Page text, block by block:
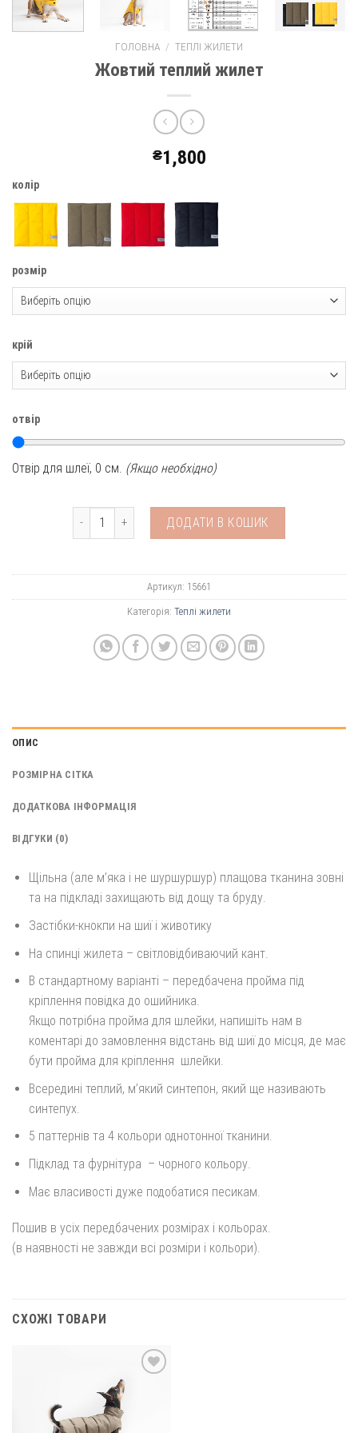
ГОЛОВНА / ТЕПЛІ ЖИЛЕТИ
Жовтий теплий жилет
₴1,800
колір
розмір
крій
отвір
Отвір для шлеї, 0 см. (Якщо необхідно)
Жовтий теплий жилет кількість
ДОДАТИ В КОШИК
Артикул: 15661
Категорія: Теплі жилети
ОПИС
РОЗМІРНА СІТКА
ДОДАТКОВА ІНФОРМАЦІЯ
ВІДГУКИ (0)
Щільна (але м’яка і не шуршуршур) плащова тканина зовні
та на підкладі захищають від дощу та бруду.
Застібки-кнокпи на шиї і животику
На спинці жилета – світловідбиваючий кант.
В стандартному варіанті – передбачена пройма під
кріплення повідка до ошийника.
Якщо потрібна пройма для шлейки, напишіть нам в
коментарі до замовлення відстань від шиї до місця, де має
бути пройма для кріплення шлейки.
Всередині теплий, м’який синтепон, який ще називають
синтепух.
5 паттернів та 4 кольори однотонної тканини.
Підклад та фурнітура – чорного кольору.
Має власивості дуже подобатися песикам.
Пошив в усіх передбачених розмірах і кольорах.
(в наявності не завжди всі розміри і кольори).
СХОЖІ ТОВАРИ